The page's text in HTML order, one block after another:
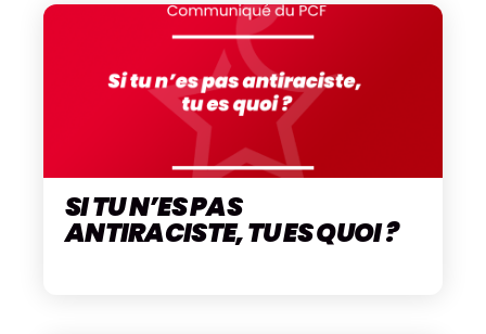
SI TU N’ES PAS
ANTIRACISTE, TU ES QUOI ?